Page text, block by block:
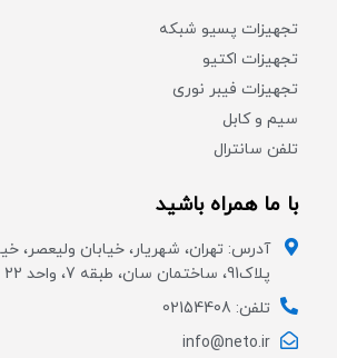
تجهیزات پسیو شبکه
تجهیزات اکتیو
تجهیزات فیبر نوری
سیم و کابل
تلفن سانترال
با ما همراه باشید
آدرس: تهران، شهریار، خیابان ولیعصر،
پلاک91، ساختمان سان، طبقه 7، واحد 22
تلفن: 02154408
info@neto.ir